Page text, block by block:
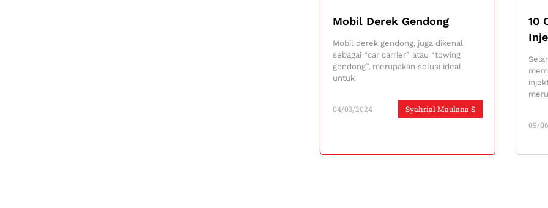
Mobil Derek Gendong
Syahrial Maulana S
04/03/2024
Mobil derek gendong, juga dikenal
sebagai “car carrier” atau “towing
gendong”, merupakan solusi ideal
untuk
10
09/